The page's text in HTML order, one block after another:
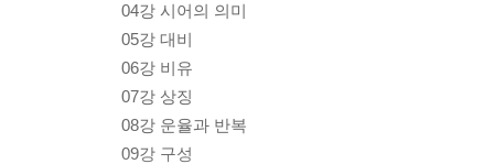
04강 시어의 의미
05강 대비
06강 비유
07강 상징
08강 운율과 반복
09강 구성